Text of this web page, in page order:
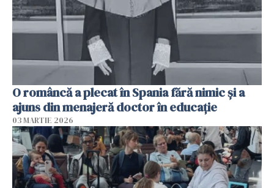
O româncă a plecat în Spania fără nimic și a
ajuns din menajeră doctor în educație
03 MARTIE 2026